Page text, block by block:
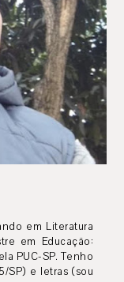
em Literatura
em Educação:
PUC-SP. Tenho
SP) e letras (sou